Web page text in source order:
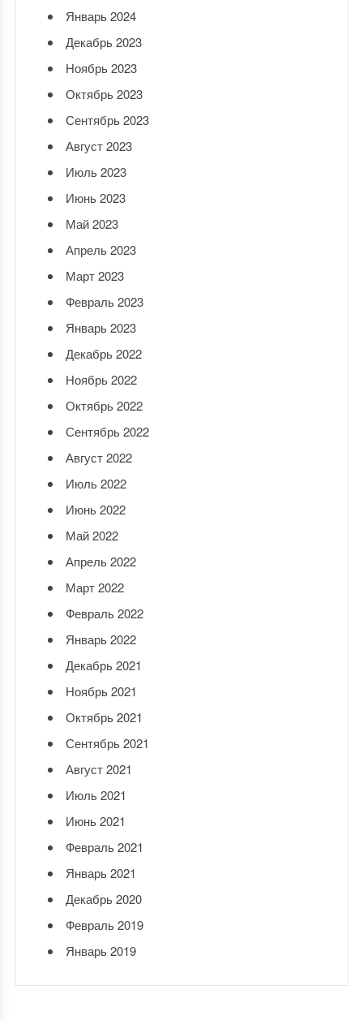
Январь 2024
Декабрь 2023
Ноябрь 2023
Октябрь 2023
Сентябрь 2023
Август 2023
Июль 2023
Июнь 2023
Май 2023
Апрель 2023
Март 2023
Февраль 2023
Январь 2023
Декабрь 2022
Ноябрь 2022
Октябрь 2022
Сентябрь 2022
Август 2022
Июль 2022
Июнь 2022
Май 2022
Апрель 2022
Март 2022
Февраль 2022
Январь 2022
Декабрь 2021
Ноябрь 2021
Октябрь 2021
Сентябрь 2021
Август 2021
Июль 2021
Июнь 2021
Февраль 2021
Январь 2021
Декабрь 2020
Февраль 2019
Январь 2019